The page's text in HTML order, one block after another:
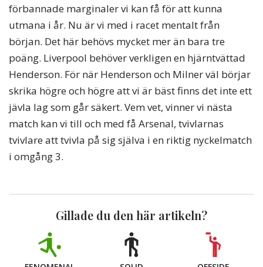
förbannade marginaler vi kan få för att kunna
utmana i år. Nu är vi med i racet mentalt från
början. Det här behövs mycket mer än bara tre
poäng. Liverpool behöver verkligen en hjärntvättad
Henderson. För när Henderson och Milner väl börjar
skrika högre och högre att vi är bäst finns det inte ett
jävla lag som går säkert. Vem vet, vinner vi nästa
match kan vi till och med få Arsenal, tvivlarnas
tvivlare att tvivla på sig själva i en riktig nyckelmatch
i omgång 3.
Gillade du den här artikeln?